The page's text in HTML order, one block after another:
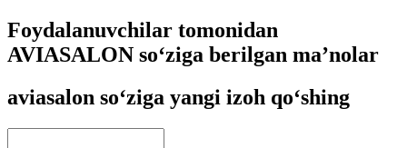
Foydalanuvchilar tomonidan
AVIASALON so‘ziga berilgan ma’nolar
aviasalon so‘ziga yangi izoh qo‘shing